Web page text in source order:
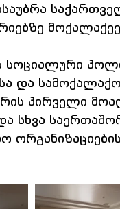
სოციალური
და სამოქალაქო
პირველი
სხვა
ორგანიზაციების